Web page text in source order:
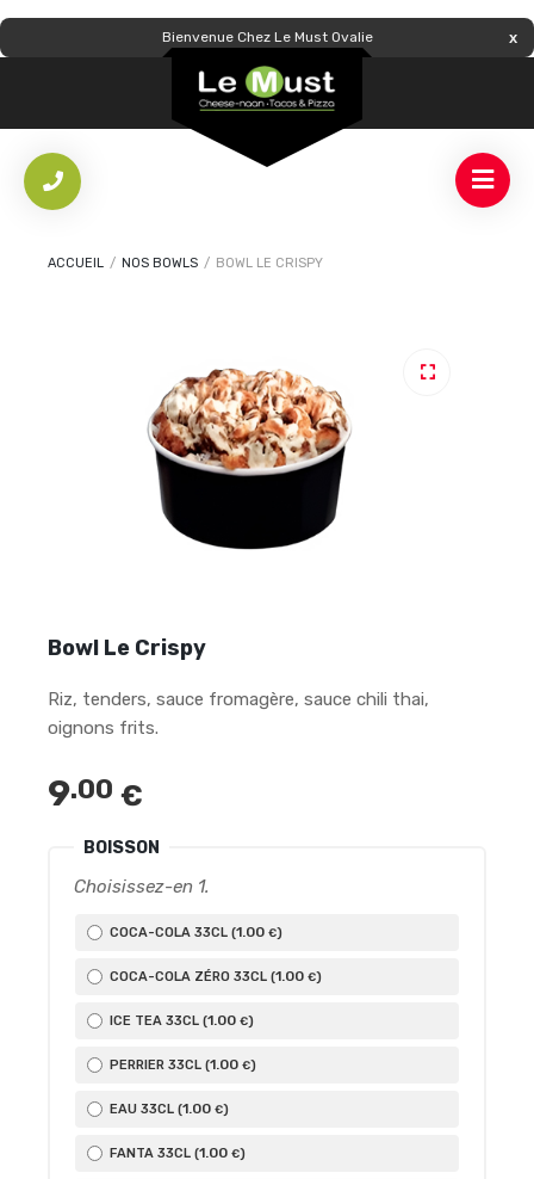
Bienvenue Chez Le Must Ovalie
ACCUEIL / NOS BOWLS / BOWL LE CRISPY
Bowl Le Crispy
Riz, tenders, sauce fromagère, sauce chili thai,
oignons frits.
9.00 €
BOISSON
Choisissez-en 1.
COCA-COLA 33CL (1.00 €)
COCA-COLA ZÉRO 33CL (1.00 €)
ICE TEA 33CL (1.00 €)
PERRIER 33CL (1.00 €)
EAU 33CL (1.00 €)
FANTA 33CL (1.00 €)